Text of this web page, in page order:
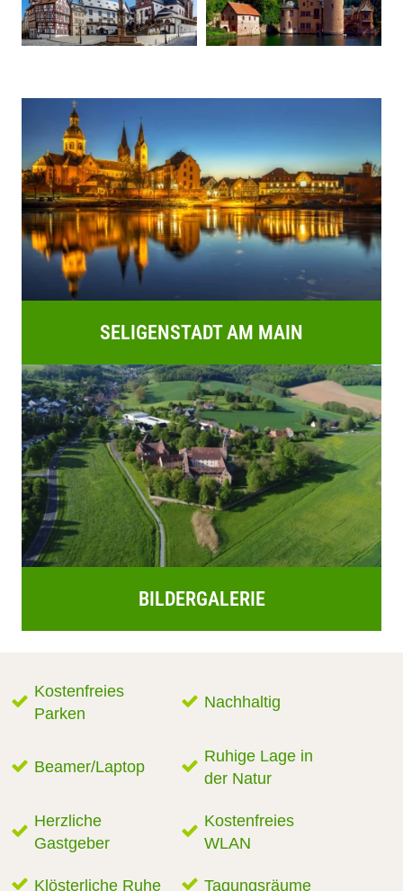
SELIGENSTADT AM MAIN
BILDERGALERIE
Kostenfreies
Parken
Nachhaltig
Beamer/Laptop
Ruhige Lage in
der Natur
Herzliche
Gastgeber
Kostenfreies
WLAN
Klösterliche Ruhe Tagungsräume